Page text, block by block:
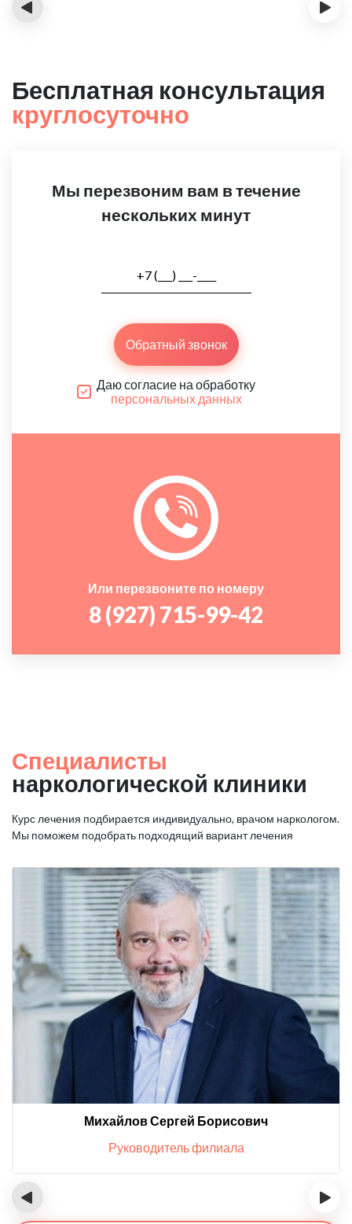
‹ ›
Бесплатная консультация
круглосуточно
Мы перезвоним вам в течение
нескольких минут
Обратный звонок
Даю согласие на обработку
персональных данных
Или перезвоните по номеру
8 (927) 715-99-42
Специалисты
наркологической клиники
Курс лечения подбирается индивидуально, врачом наркологом.
Мы поможем подобрать подходящий вариант лечения
Михайлов Сергей Борисович
Руководитель филиала
‹ ›